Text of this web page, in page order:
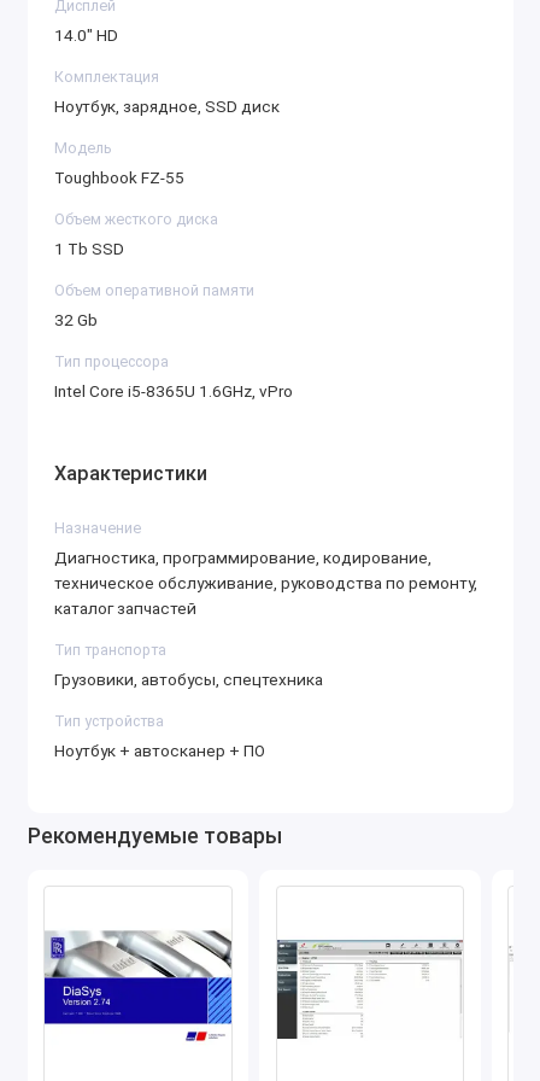
удобный способ подключения к транспортным
различными моделями.
Поддержка широкого спектра систем:
Обеспечивает диагностику электронных
систем управления, таких как двигатели,
для быстрого и точного выполнения
Программное обеспечение:
техники Volvo. Позволяет читать и удалять коды
управления, а также работать с последними
моделями.
APCI 06.2022: Актуальная база данных для
Обеспечивает доступ к последней информации
по системам автомобилей Volvo.
DevTool: Программный инструмент для
редактирования параметров и конфигураций
Volvo Premium Tech Tool PTT 1.12 + VCads
виртуальной среде для удобства
использования.
Volvo Impact EPC 2022: Электронный каталог
запчастей и технической информации для Volvo.
Дисплей
14.0" HD
Комплектация
Ноутбук, зарядное, SSD диск
Модель
Toughbook FZ-55
Объем жесткого диска
1 Тb SSD
Объем оперативной памяти
32 Gb
Тип процессора
Intel Core i5-8365U 1.6GHz, vPro
Характеристики
Назначение
Диагностика, программирование, кодирование,
техническое обслуживание, руководства по ремонту,
каталог запчастей
Тип транспорта
Грузовики, автобусы, спецтехника
Тип устройства
Ноутбук + автосканер + ПО
Рекомендуемые товары